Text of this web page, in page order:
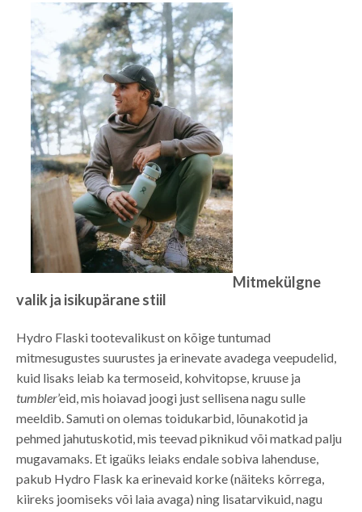
Mitmekülgne
valik ja isikupärane stiil
Hydro Flaski tootevalikust on kõige tuntumad
mitmesugustes suurustes ja erinevate avadega veepudelid,
kuid lisaks leiab ka termoseid, kohvitopse, kruuse ja
tumbler’eid, mis hoiavad joogi just sellisena nagu sulle
meeldib. Samuti on olemas toidukarbid, lõunakotid ja
pehmed jahutuskotid, mis teevad piknikud või matkad palju
mugavamaks. Et igaüks leiaks endale sobiva lahenduse,
pakub Hydro Flask ka erinevaid korke (näiteks kõrrega,
kiireks joomiseks või laia avaga) ning lisatarvikuid, nagu